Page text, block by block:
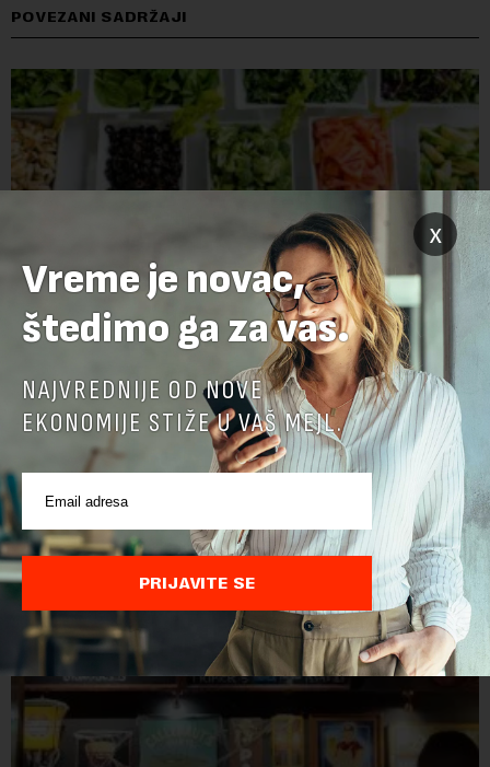
POVEZANI SADRŽAJI
Cene hrane u svetu najviše za tri i po godine
Cene hrane u svetu su sada najviše za tri i po godine, jer letnji
toplotni talasi i ratovi u Ukrajini i na Bliskom istoku povećavaju
troškove, piše britanski list Gardijan.Indeks cena
prehrambenih proiz...
x
Vreme je novac,
štedimo ga za vas.
NAJVREDNIJE OD NOVE
EKONOMIJE STIŽE U VAŠ MEJL.
PRIJAVITE SE